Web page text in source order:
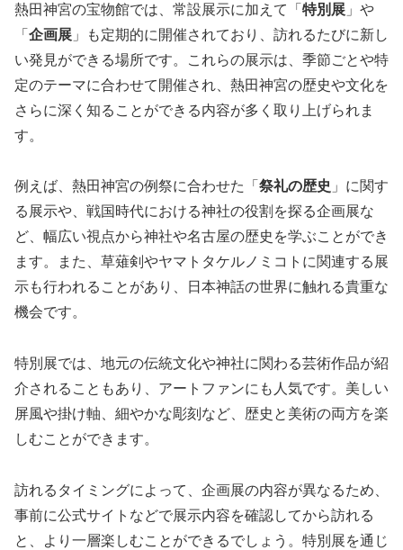
熱田神宮の宝物館では、常設展示に加えて「 特別展 」や
「 企画展 」も定期的に開催されており、訪れるたびに新し
い発見ができる場所です。これらの展示は、季節ごとや特
定のテーマに合わせて開催され、熱田神宮の歴史や文化を
さらに深く知ることができる内容が多く取り上げられま
す。
例えば、熱田神宮の例祭に合わせた「 祭礼の歴史 」に関す
る展示や、戦国時代における神社の役割を探る企画展な
ど、幅広い視点から神社や名古屋の歴史を学ぶことができ
ます。また、草薙剣やヤマトタケルノミコトに関連する展
示も行われることがあり、日本神話の世界に触れる貴重な
機会です。
特別展では、地元の伝統文化や神社に関わる芸術作品が紹
介されることもあり、アートファンにも人気です。美しい
屏風や掛け軸、細やかな彫刻など、歴史と美術の両方を楽
しむことができます。
訪れるタイミングによって、企画展の内容が異なるため、
事前に公式サイトなどで展示内容を確認してから訪れる
と、より一層楽しむことができるでしょう。特別展を通じ